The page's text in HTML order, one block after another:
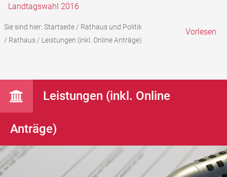
Landtagswahl 2016
Sie sind hier: Startseite/ Rathaus und Politik
/ Rathaus/ Leistungen (inkl. Online Anträge)
Vorlesen
Leistungen (inkl. Online
Anträge)